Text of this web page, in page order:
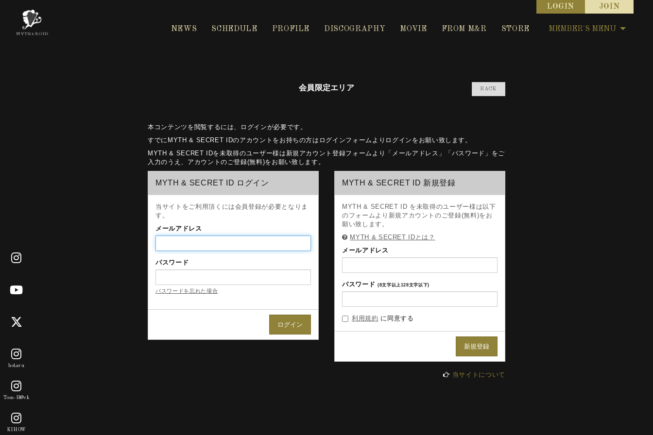
LOGIN JOIN
NEWS SCHEDULE PROFILE DISCOGRAPHY MOVIE FROM M&R STORE MEMBER'S MENU
hotaru
Tom-H@ck
KIHOW
会員限定エリア BACK
本コンテンツを閲覧するには、ログインが必要です。
すでにMYTH & SECRET IDのアカウントをお持ちの方はログインフォームよりログインをお願い致します。
MYTH & SECRET IDを未取得のユーザー様は新規アカウント登録フォームより「メールアドレス」「パスワード」をご
入力のうえ、アカウントのご登録(無料)をお願い致します。
MYTH & SECRET ID ログイン
当サイトをご利用頂くには会員登録が必要となりま
す。
メールアドレス
パスワード
パスワードを忘れた場合
MYTH & SECRET ID 新規登録
MYTH & SECRET ID を未取得のユーザー様は以下
のフォームより新規アカウントのご登録(無料)をお
願い致します。
MYTH & SECRET IDとは？
メールアドレス
パスワード (8文字以上128文字以下)
利用規約 に同意する
当サイトについて